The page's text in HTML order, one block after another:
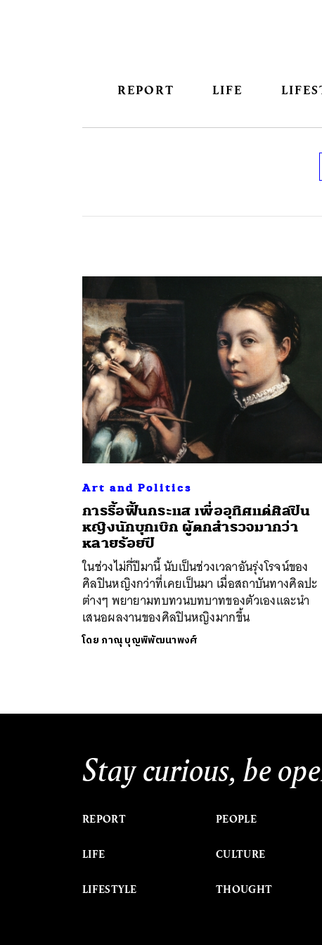
REPORT LIFE
Art and Politics
การรื้อฟื้นกระแส เพื่ออุทิศแด่ศิลปิน
หญิงนักบุกเบิก ผู้ตกสำรวจมากว่า
หลายร้อยปี
ในช่วงไม่กี่ปีมานี้ นับเป็นช่วงเวลาอันรุ่งโรจน์ของ
ศิลปินหญิงกว่าที่เคยเป็นมา เมื่อสถาบันทางศิลปะ
ต่างๆ พยายามทบทวนบทบาทของตัวเองและนำ
เสนอผลงานของศิลปินหญิงมากขึ้น
โดย ภาณุ บุญพิพัฒนาพงศ์
Stay curious, be
REPORT
LIFE
LIFESTYLE
PEOPLE
CULTURE
THOUGHT
ค้นห